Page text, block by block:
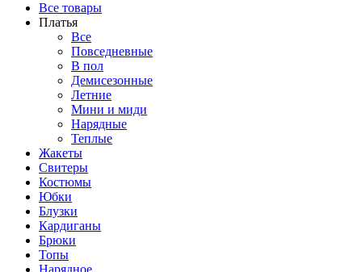
Все товары
Платья
Все
Повседневные
В пол
Демисезонные
Летние
Мини и миди
Нарядные
Теплые
Жакеты
Свитеры
Костюмы
Юбки
Блузки
Кардиганы
Брюки
Топы
Нарядное